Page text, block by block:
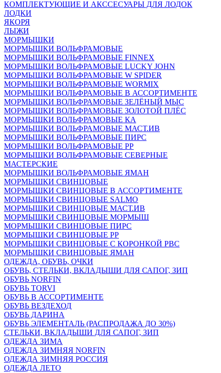
КОМПЛЕКТУЮЩИЕ И АКССЕСУАРЫ ДЛЯ ЛОДОК
ЛОДКИ
ЯКОРЯ
ЛЫЖИ
МОРМЫШКИ
МОРМЫШКИ ВОЛЬФРАМОВЫЕ
МОРМЫШКИ ВОЛЬФРАМОВЫЕ FINNEX
МОРМЫШКИ ВОЛЬФРАМОВЫЕ LUCKY JOHN
МОРМЫШКИ ВОЛЬФРАМОВЫЕ W SPIDER
МОРМЫШКИ ВОЛЬФРАМОВЫЕ WORMIX
МОРМЫШКИ ВОЛЬФРАМОВЫЕ В АССОРТИМЕНТЕ
МОРМЫШКИ ВОЛЬФРАМОВЫЕ ЗЕЛЁНЫЙ МЫС
МОРМЫШКИ ВОЛЬФРАМОВЫЕ ЗОЛОТОЙ ПЛЁС
МОРМЫШКИ ВОЛЬФРАМОВЫЕ КА
МОРМЫШКИ ВОЛЬФРАМОВЫЕ МАСТ.ИВ
МОРМЫШКИ ВОЛЬФРАМОВЫЕ ПИРС
МОРМЫШКИ ВОЛЬФРАМОВЫЕ РР
МОРМЫШКИ ВОЛЬФРАМОВЫЕ СЕВЕРНЫЕ
МАСТЕРСКИЕ
МОРМЫШКИ ВОЛЬФРАМОВЫЕ ЯМАН
МОРМЫШКИ СВИНЦОВЫЕ
МОРМЫШКИ СВИНЦОВЫЕ В АССОРТИМЕНТЕ
МОРМЫШКИ СВИНЦОВЫЕ SALMO
МОРМЫШКИ СВИНЦОВЫЕ МАСТ.ИВ
МОРМЫШКИ СВИНЦОВЫЕ МОРМЫШ
МОРМЫШКИ СВИНЦОВЫЕ ПИРС
МОРМЫШКИ СВИНЦОВЫЕ РР
МОРМЫШКИ СВИНЦОВЫЕ С КОРОНКОЙ РВС
МОРМЫШКИ СВИНЦОВЫЕ ЯМАН
ОДЕЖДА, ОБУВЬ, ОЧКИ
ОБУВЬ, СТЕЛЬКИ, ВКЛАДЫШИ ДЛЯ САПОГ, ЗИП
ОБУВЬ NORFIN
ОБУВЬ TORVI
ОБУВЬ В АССОРТИМЕНТЕ
ОБУВЬ ВЕЗДЕХОД
ОБУВЬ ДАРИНА
ОБУВЬ ЭЛЕМЕНТАЛЬ (РАСПРОДАЖА ДО 30%)
СТЕЛЬКИ, ВКЛАДЫШИ ДЛЯ САПОГ, ЗИП
ОДЕЖДА ЗИМА
ОДЕЖДА ЗИМНЯЯ NORFIN
ОДЕЖДА ЗИМНЯЯ РОССИЯ
ОДЕЖДА ЛЕТО